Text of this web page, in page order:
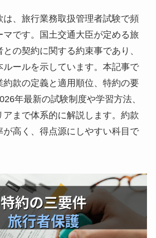
は、旅行業務取扱管理者試験で頻
マです。国土交通大臣が定める旅
の契約に関する約束事であり、
ルールを示しています。本記事で
約款の定義と適用順位、特約の要
年最新の試験制度や学習方法、
アまで体系的に解説します。約款
が高く、得点源にしやすい科目で